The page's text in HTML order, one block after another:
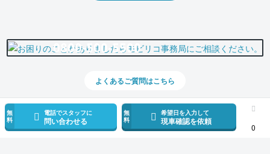
無
料
電話でスタッフに
問い合わせる
無
料
希望日を入力して
現車確認を依頼
0
0800-500-5500
よくあるご質問はこちら